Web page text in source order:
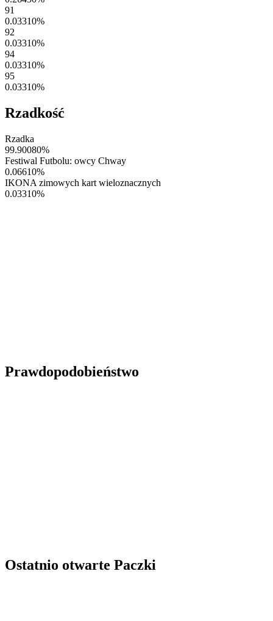
91
0.03310%
92
0.03310%
94
0.03310%
95
0.03310%
Rzadkość
Rzadka
99.90080%
Festiwal Futbolu: owcy Chway
0.06610%
IKONA zimowych kart wieloznacznych
0.03310%
Prawdopodobieństwo
Ostatnio otwarte Paczki